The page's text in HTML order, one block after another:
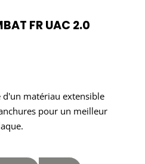
FR UAC 2.0
d'un matériau extensible
pour un meilleur